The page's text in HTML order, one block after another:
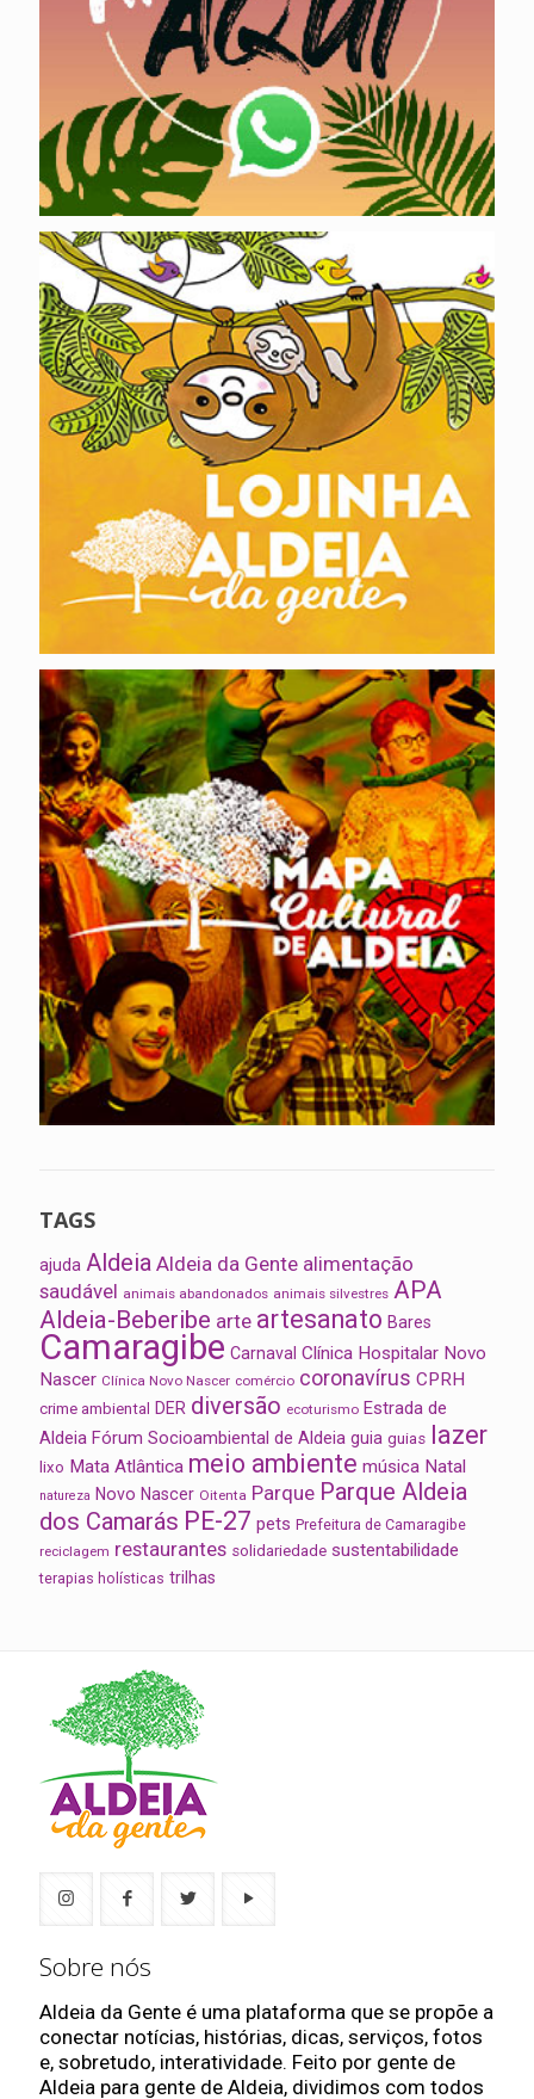
TAGS
ajuda Aldeia Aldeia da Gente alimentação
saudável animais abandonados animais silvestres APA
Aldeia-Beberibe arte artesanato Bares
Camaragibe Carnaval Clínica Hospitalar Novo
Nascer Clínica Novo Nascer comércio coronavírus CPRH
crime ambiental DER diversão ecoturismo Estrada de
Aldeia Fórum Socioambiental de Aldeia guia guias lazer
lixo Mata Atlântica meio ambiente música Natal
natureza Novo Nascer Oitenta Parque Parque Aldeia
dos Camarás PE-27 pets Prefeitura de Camaragibe
reciclagem restaurantes solidariedade sustentabilidade
terapias holísticas trilhas
Sobre nós
Aldeia da Gente é uma plataforma que se propõe a
conectar notícias, histórias, dicas, serviços, fotos
e, sobretudo, interatividade. Feito por gente de
Aldeia para gente de Aldeia, dividimos com todos